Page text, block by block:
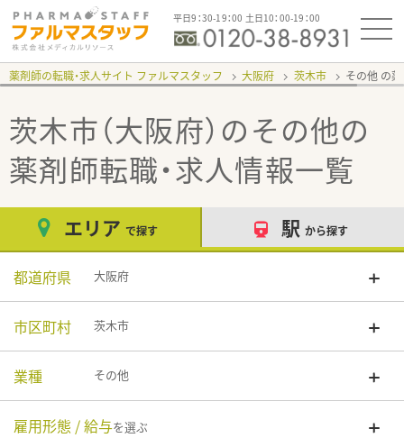
平日9：30-19：00 土日10：00-19：00
薬剤師の転職・求人サイト ファルマスタッフ 大阪府 茨木市 その他
茨木市（大阪府）のその他の
薬剤師転職・求人情報一覧
エリア で探す 駅 から探す
都道府県 大阪府
市区町村 茨木市
業種 その他
雇用形態 / 給与を選ぶ